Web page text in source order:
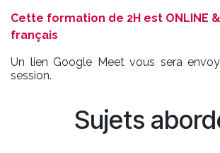
Cette formation de 2H est ONLINE
français
Un lien Google Meet vous sera
session.
Sujets